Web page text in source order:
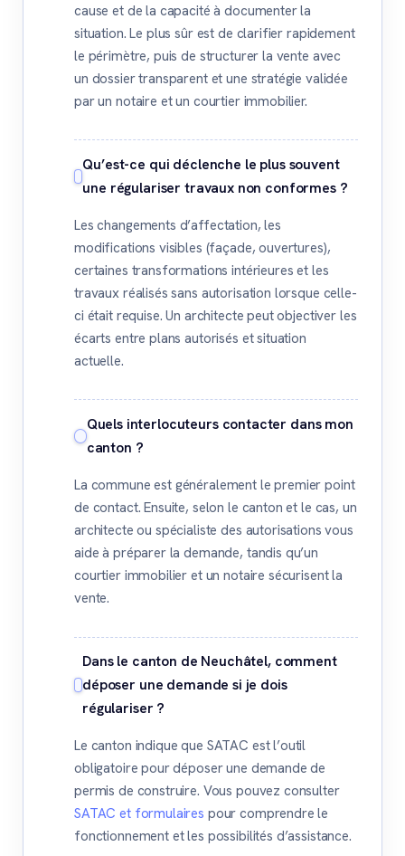
cause et de la capacité à documenter la
situation. Le plus sûr est de clarifier rapidement
le périmètre, puis de structurer la vente avec
un dossier transparent et une stratégie validée
par un notaire et un courtier immobilier.
Qu’est-ce qui déclenche le plus souvent
une régulariser travaux non conformes ?
Les changements d’affectation, les
modifications visibles (façade, ouvertures),
certaines transformations intérieures et les
travaux réalisés sans autorisation lorsque celle-
ci était requise. Un architecte peut objectiver les
écarts entre plans autorisés et situation
actuelle.
Quels interlocuteurs contacter dans mon
canton ?
La commune est généralement le premier point
de contact. Ensuite, selon le canton et le cas, un
architecte ou spécialiste des autorisations vous
aide à préparer la demande, tandis qu’un
courtier immobilier et un notaire sécurisent la
vente.
Dans le canton de Neuchâtel, comment
déposer une demande si je dois
régulariser ?
Le canton indique que SATAC est l’outil
obligatoire pour déposer une demande de
permis de construire. Vous pouvez consulter
SATAC et formulaires pour comprendre le
fonctionnement et les possibilités d’assistance.